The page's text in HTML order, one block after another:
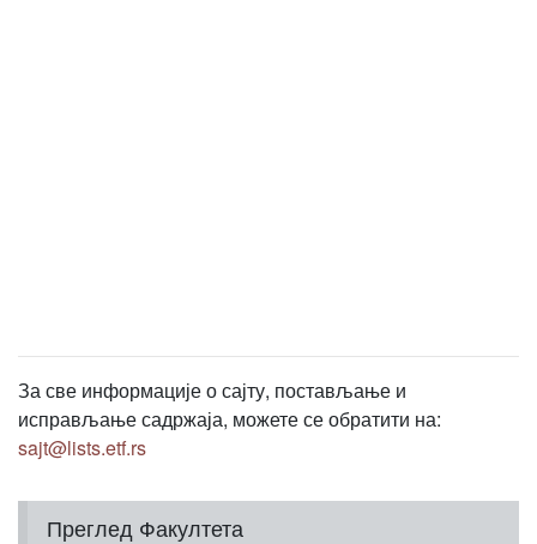
Преглед Факултета
За све информације о сајту, постављање и
исправљање садржаја, можете се обратити на:
sajt@lists.etf.rs